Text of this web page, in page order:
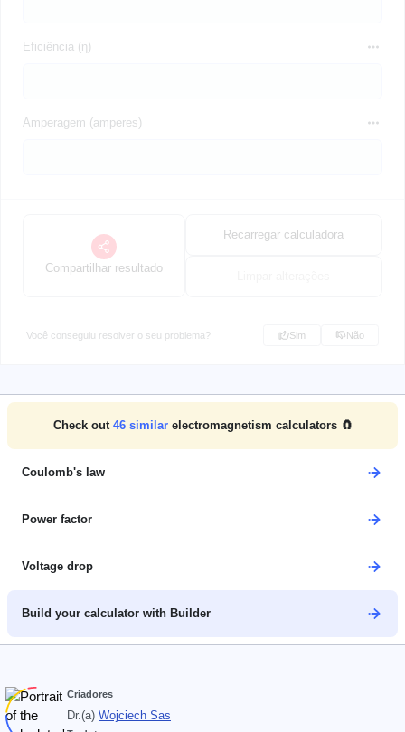
Eficiência (η)
Amperagem (amperes)
Compartilhar resultado
Recarregar calculadora
Você conseguiu resolver o seu problema? Sim Não
Check out 46similar electromagnetism calculators 🧲
Coulomb's law
Power factor
Voltage drop
Build your calculator with Builder
Criadores
Dr.(a) Wojciech Sas